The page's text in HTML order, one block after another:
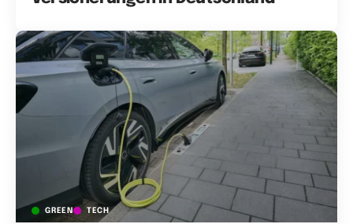
GREEN TECH